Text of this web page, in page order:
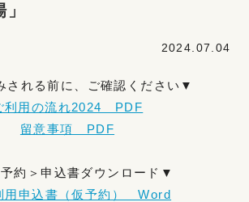
2024.07.04
される前に、ご確認ください▼
利用の流れ2024 PDF
留意事項 PDF
約＞申込書ダウンロード▼
用申込書（仮予約）＿Word